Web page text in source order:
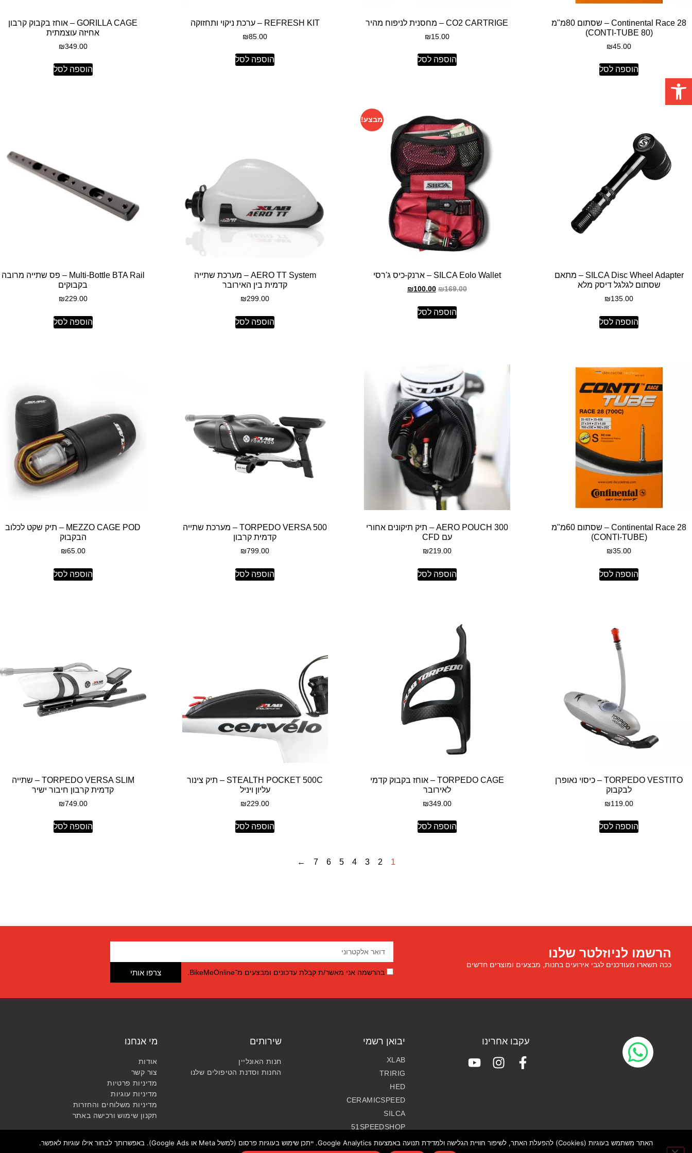
פתח סרגל נגישות
Continental Race 28 – שסתום 80מ"מ
(CONTI-TUBE 80)
₪45.00
הוספה לסל
CO2 CARTRIGE – מחסנית לניפוח מהיר
₪15.00
הוספה לסל
REFRESH KIT – ערכת ניקוי ותחזוקה
₪85.00
הוספה לסל
GORILLA CAGE – אוחז בקבוק קרבון
אחיזה עוצמתית
₪349.00
הוספה לסל
SILCA Disc Wheel Adapter – מתאם
שסתום לגלגל דיסק מלא
₪135.00
הוספה לסל
מבצע!
SILCA Eolo Wallet – ארנק-כיס ג'רסי
₪169.00
₪100.00
הוספה לסל
AERO TT System – מערכת שתייה
קדמית בין האירובר
₪299.00
הוספה לסל
Multi-Bottle BTA Rail – פס שתייה מרובה
בקבוקים
₪229.00
הוספה לסל
Continental Race 28 – שסתום 60מ"מ
(CONTI-TUBE)
₪35.00
הוספה לסל
AERO POUCH 300 – תיק תיקונים אחורי
עם CFD
₪219.00
הוספה לסל
TORPEDO VERSA 500 – מערכת שתייה
קדמית קרבון
₪799.00
הוספה לסל
MEZZO CAGE POD – תיק שקט לכלוב
הבקבוק
₪65.00
הוספה לסל
TORPEDO VESTITO – כיסוי נאופרן
לבקבוק
₪119.00
הוספה לסל
TORPEDO CAGE – אוחז בקבוק קדמי
לאירובר
₪349.00
הוספה לסל
STEALTH POCKET 500C – תיק צינור
עליון ויניל
₪229.00
הוספה לסל
TORPEDO VERSA SLIM – שתייה
קדמית קרבון חיבור ישיר
₪749.00
הוספה לסל
1
2
3
4
5
6
7
←
הרשמו לניוזלטר שלנו
ככה תשארו מעודכנים לגבי אירועים בחנות, מבצעים ומוצרים חדשים
בהרשמה אני מאשר/ת קבלת עדכונים ומבצעים מ־BikeMeOnline.
צרפו אותי
עקבו אחרינו יבואן רשמי
XLAB
TRIRIG
HED
CERAMICSPEED
SILCA
51SPEEDSHOP
שירותים
חנות האונליין
החנות וסדנת הטיפולים שלנו
מי אנחנו
אודות
צור קשר
מדיניות פרטיות
מדיניות עוגיות
מדיניות משלוחים והחזרות​
תקנון שימוש ורכישה באתר
האתר משתמש בעוגיות (Cookies) להפעלת האתר, לשיפור חוויית הגלישה ולמדידת תנועה באמצעות Google Analytics. ייתכן שימוש בעוגיות פרסום (למשל Meta או Google Ads). באפשרותך לבחור אילו עוגיות לאפשר.